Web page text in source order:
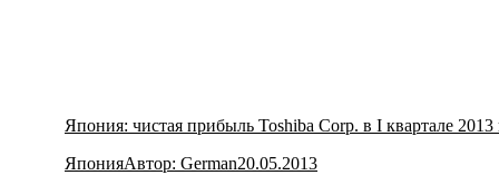
Япония: чистая прибыль Toshiba Corp. в I квартале 2013
ЯпонияАвтор: German20.05.2013